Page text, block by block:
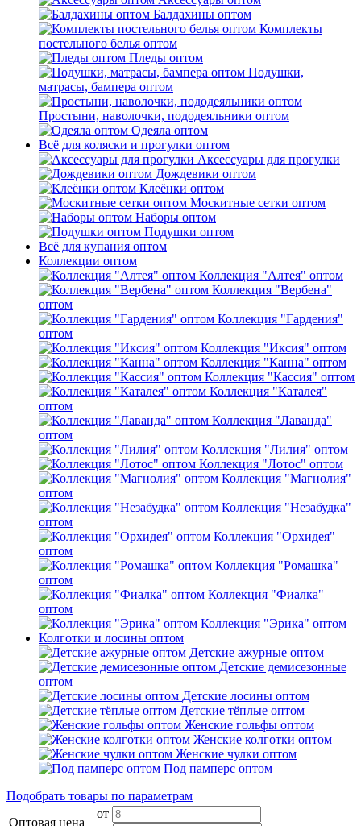
Балдахины оптом
Комплекты
постельного белья оптом
Пледы оптом
Подушки,
матрасы, бампера оптом
Простыни, наволочки, пододеяльники оптом
Одеяла оптом
Всё для коляски и прогулки оптом
Аксессуары для прогулки
Дождевики оптом
Клеёнки оптом
Москитные сетки оптом
Наборы оптом
Подушки оптом
Всё для купания оптом
Коллекции оптом
Коллекция "Алтея" оптом
Коллекция "Вербена"
оптом
Коллекция "Гардения"
оптом
Коллекция "Иксия" оптом
Коллекция "Канна" оптом
Коллекция "Кассия" оптом
Коллекция "Каталея"
оптом
Коллекция "Лаванда"
оптом
Коллекция "Лилия" оптом
Коллекция "Лотос" оптом
Коллекция "Магнолия"
оптом
Коллекция "Незабудка"
оптом
Коллекция "Орхидея"
оптом
Коллекция "Ромашка"
оптом
Коллекция "Фиалка"
оптом
Коллекция "Эрика" оптом
Колготки и лосины оптом
Детские ажурные оптом
Детские демисезонные
оптом
Детские лосины оптом
Детские тёплые оптом
Женские гольфы оптом
Женские колготки оптом
Женские чулки оптом
Под памперс оптом
Подобрать товары по параметрам
Оптовая цена
от